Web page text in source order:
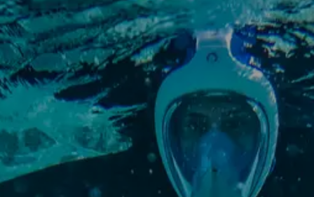
HOME
WELTWEIT SEGELN
OSTSEE SEGELTÖRNS